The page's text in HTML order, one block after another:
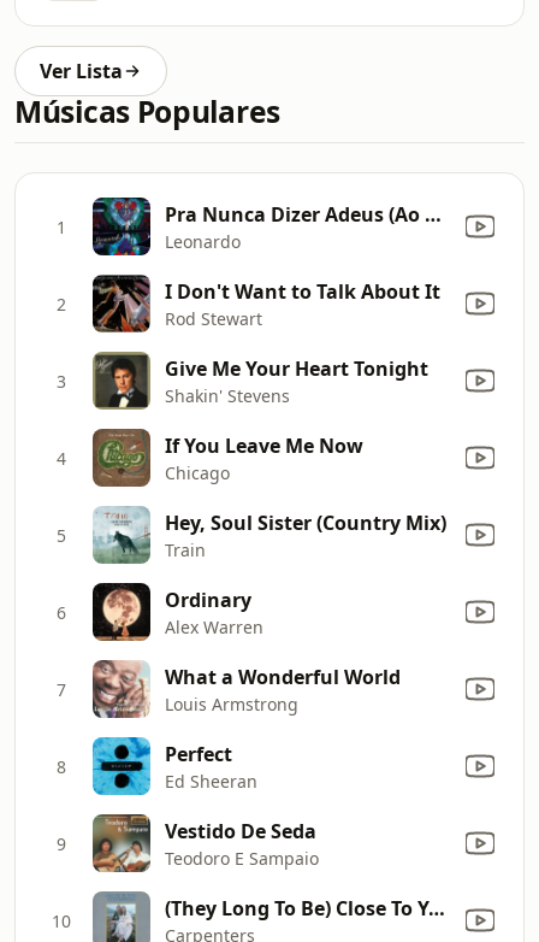
Ver Lista
Músicas Populares
1 Pra Nunca Dizer Adeus (Ao Vivo)
Leonardo
2 I Don't Want to Talk About It
Rod Stewart
3 Give Me Your Heart Tonight
Shakin' Stevens
4 If You Leave Me Now
Chicago
5 Hey, Soul Sister (Country Mix)
Train
6 Ordinary
Alex Warren
7 What a Wonderful World
Louis Armstrong
8 Perfect
Ed Sheeran
9 Vestido De Seda
Teodoro E Sampaio
10 (They Long To Be) Close To You
Carpenters